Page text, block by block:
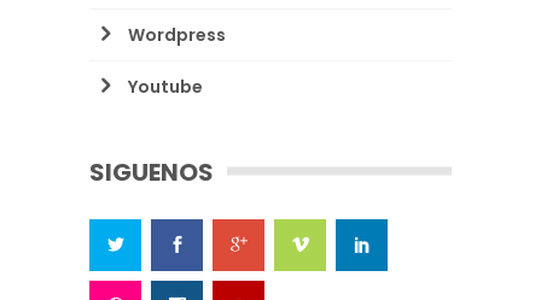
Wordpress
Youtube
SIGUENOS